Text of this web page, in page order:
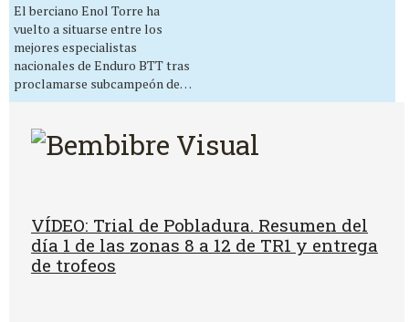
El berciano Enol Torre ha
vuelto a situarse entre los
mejores especialistas
nacionales de Enduro BTT tras
proclamarse subcampeón de…
VÍDEO: Trial de Pobladura. Resumen del
día 1 de las zonas 8 a 12 de TR1 y entrega
de trofeos